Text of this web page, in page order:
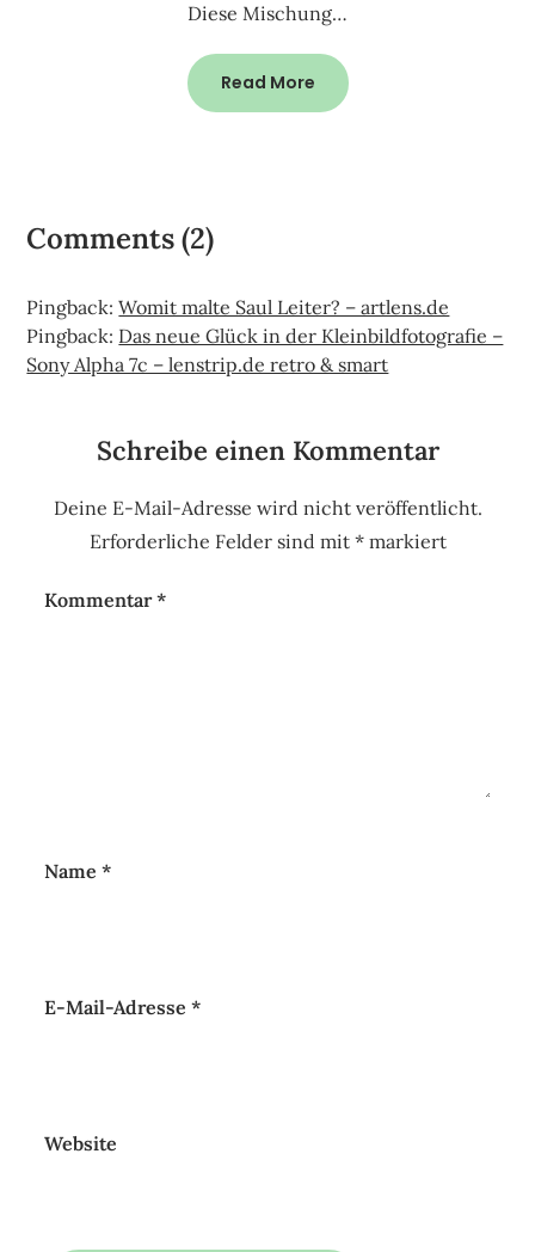
Diese Mischung…
Read More
Comments (2)
Pingback:Womit malte Saul Leiter? – artlens.de
Pingback: Das neue Glück in der Kleinbildfotografie –
Sony Alpha 7c – lenstrip.de retro & smart
Schreibe einen Kommentar
Deine E-Mail-Adresse wird nicht veröffentlicht.
Erforderliche Felder sind mit *markiert
Kommentar*
Name*
E-Mail-Adresse*
Website